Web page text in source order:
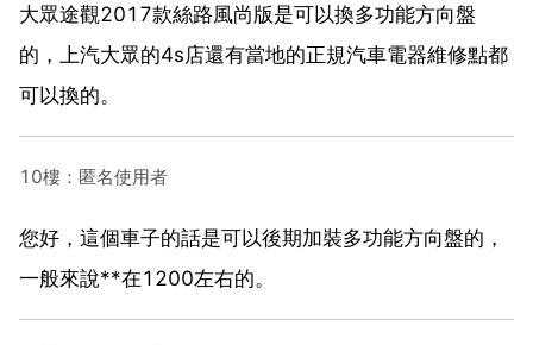
大眾途觀2017款絲路風尚版是可以換多功能方向盤
的，上汽大眾的4s店還有當地的正規汽車電器維修點都
可以換的。
10樓：匿名使用者
您好，這個車子的話是可以後期加裝多功能方向盤的，
一般來說**在1200左右的。